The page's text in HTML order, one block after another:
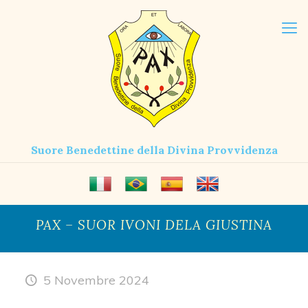
Suore Benedettine della Divina Provvidenza
PAX – SUOR IVONI DELA GIUSTINA
5 Novembre 2024